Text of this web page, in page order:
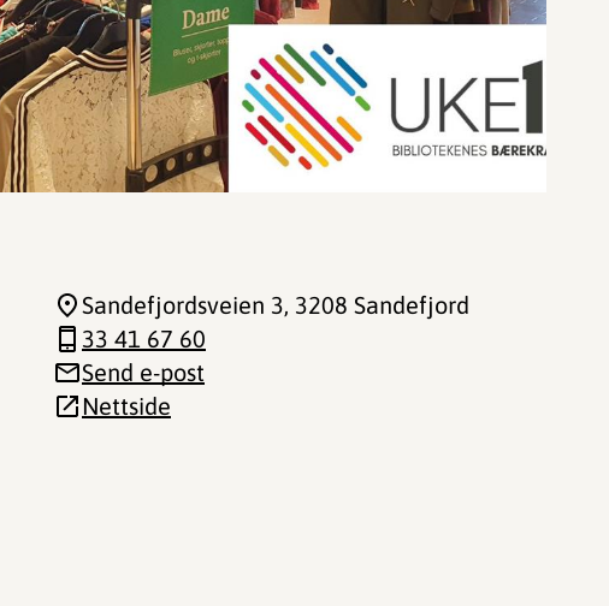
Sandefjordsveien 3, 3208 Sandefjord
33 41 67 60
Send e-post
Nettside